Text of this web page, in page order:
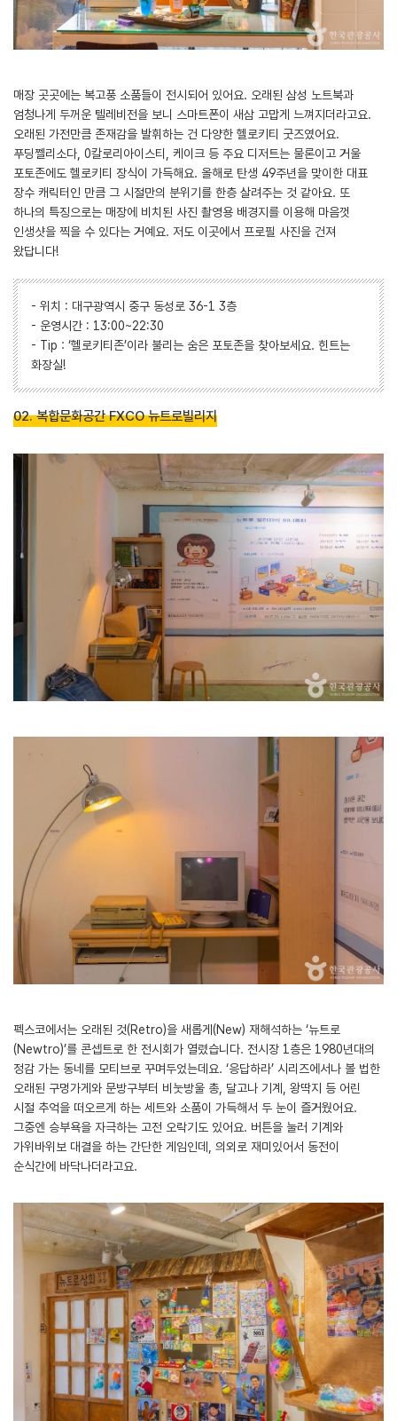
매장 곳곳에는 복고풍 소품들이 전시되어 있어요. 오래된 삼성 노트북과
엄청나게 두꺼운 텔레비전을 보니 스마트폰이 새삼 고맙게 느껴지더라고요.
오래된 가전만큼 존재감을 발휘하는 건 다양한 헬로키티 굿즈였어요.
푸딩쩰리소다, 0칼로리아이스티, 케이크 등 주요 디저트는 물론이고 거울
포토존에도 헬로키티 장식이 가득해요. 올해로 탄생 49주년을 맞이한 대표
장수 캐릭터인 만큼 그 시절만의 분위기를 한층 살려주는 것 같아요. 또
하나의 특징으로는 매장에 비치된 사진 촬영용 배경지를 이용해 마음껏
인생샷을 찍을 수 있다는 거예요. 저도 이곳에서 프로필 사진을 건져
왔답니다!
- 위치 : 대구광역시 중구 동성로 36-1 3층
- 운영시간 : 13:00~22:30
- Tip : ‘헬로키티존’이라 불리는 숨은 포토존을 찾아보세요. 힌트는
화장실!
02. 복합문화공간 FXCO 뉴트로빌리지
펙스코에서는 오래된 것(Retro)을 새롭게(New) 재해석하는 ‘뉴트로
(Newtro)’를 콘셉트로 한 전시회가 열렸습니다. 전시장 1층은 1980년대의
정감 가는 동네를 모티브로 꾸며두었는데요. ‘응답하라’ 시리즈에서나 볼 법한
오래된 구멍가게와 문방구부터 비눗방울 총, 달고나 기계, 왕딱지 등 어린
시절 추억을 떠오르게 하는 세트와 소품이 가득해서 두 눈이 즐거웠어요.
그중엔 승부욕을 자극하는 고전 오락기도 있어요. 버튼을 눌러 기계와
가위바위보 대결을 하는 간단한 게임인데, 의외로 재미있어서 동전이
순식간에 바닥나더라고요.